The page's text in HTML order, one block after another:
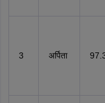
3 अर्पिता